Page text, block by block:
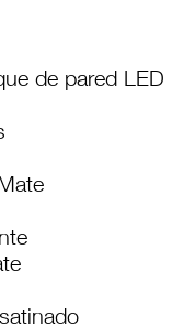
de pared LED